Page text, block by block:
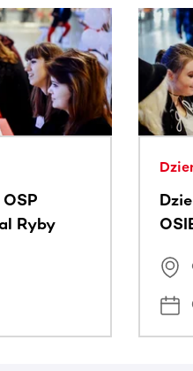
w poziomie. Użyj
Ryby